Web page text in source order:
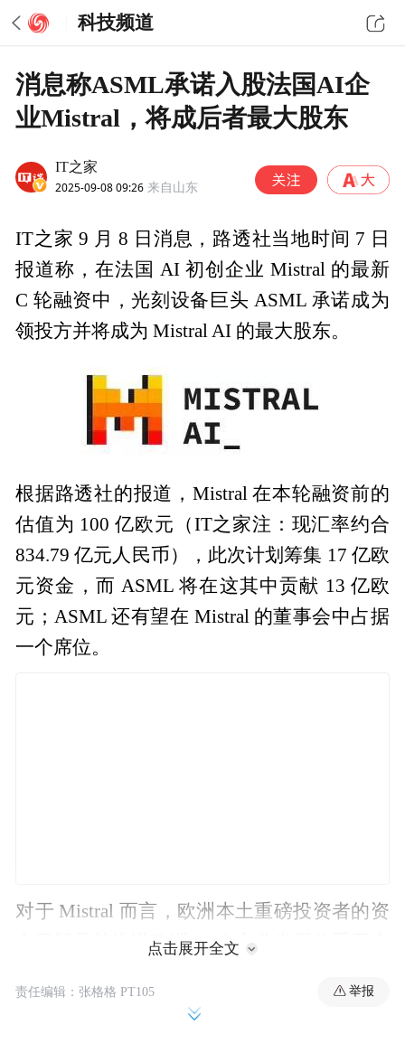
科技频道
消息称ASML承诺入股法国AI企
业Mistral，将成后者最大股东
IT之家
2025-09-08 09:26 来自山东
IT之家 9 月 8 日消息，路透社当地时间 7 日
报道称，在法国 AI 初创企业 Mistral 的最新
C 轮融资中，光刻设备巨头 ASML 承诺成为
领投方并将成为 Mistral AI 的最大股东。
根据路透社的报道，Mistral 在本轮融资前的
估值为 100 亿欧元（IT之家注：现汇率约合
834.79 亿元人民币），此次计划筹集 17 亿欧
元资金，而 ASML 将在这其中贡献 13 亿欧
元；ASML 还有望在 Mistral 的董事会中占据
一个席位。
对于 Mistral 而言，欧洲本土重磅投资者的资
金无疑是其推进欧洲 AI 自主化发展的重要支
望成为其改进半导体设备性能、加速新设备
点击展开全文
责任编辑：张格格 PT105 举报